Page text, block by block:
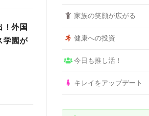
！外国
学園が
家族の笑顔が広がる
健康への投資
今日も推し活！
キレイをアップデート